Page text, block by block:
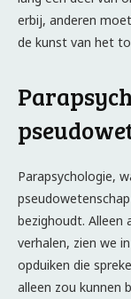
erbij, anderen
de kunst van het
Parapsychologie,
bezighoudt. Alleen
verhalen, zien we
opduiken die
alleen zou kunnen